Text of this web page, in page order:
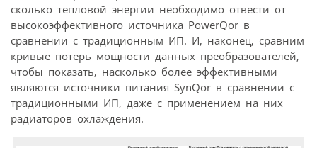
сколько тепловой энергии необходимо отвести от
высокоэффективного источника PowerQor в
сравнении с традиционным ИП. И, наконец, сравним
кривые потерь мощности данных преобразователей,
чтобы показать, насколько более эффективными
являются источники питания SynQor в сравнении с
традиционными ИП, даже с применением на них
радиаторов охлаждения.